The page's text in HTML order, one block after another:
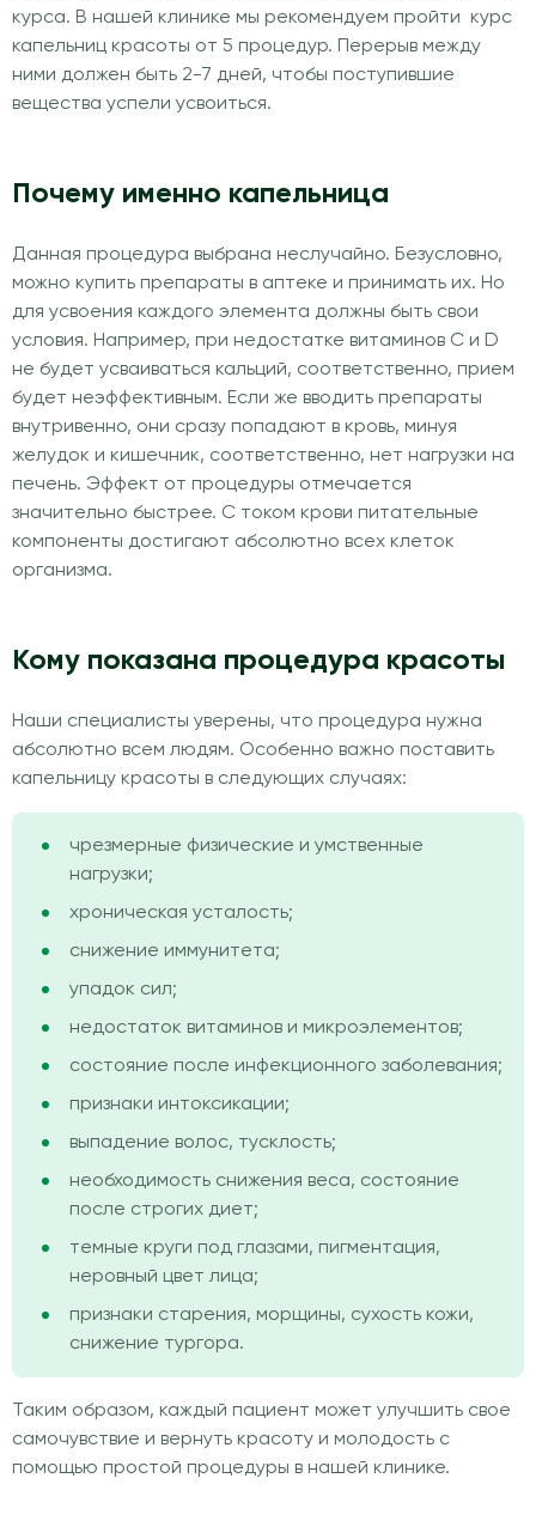
курса. В нашей клинике мы рекомендуем пройти курс
капельниц красоты от 5 процедур. Перерыв между
ними должен быть 2-7 дней, чтобы поступившие
вещества успели усвоиться.
Почему именно капельница
Данная процедура выбрана неслучайно. Безусловно,
можно купить препараты в аптеке и принимать их. Но
для усвоения каждого элемента должны быть свои
условия. Например, при недостатке витаминов С и D
не будет усваиваться кальций, соответственно, прием
будет неэффективным. Если же вводить препараты
внутривенно, они сразу попадают в кровь, минуя
желудок и кишечник, соответственно, нет нагрузки на
печень. Эффект от процедуры отмечается
значительно быстрее. С током крови питательные
компоненты достигают абсолютно всех клеток
организма.
Кому показана процедура красоты
Наши специалисты уверены, что процедура нужна
абсолютно всем людям. Особенно важно поставить
капельницу красоты в следующих случаях:
чрезмерные физические и умственные
нагрузки;
хроническая усталость;
снижение иммунитета;
упадок сил;
недостаток витаминов и микроэлементов;
состояние после инфекционного заболевания;
признаки интоксикации;
выпадение волос, тусклость;
необходимость снижения веса, состояние
после строгих диет;
темные круги под глазами, пигментация,
неровный цвет лица;
признаки старения, морщины, сухость кожи,
снижение тургора.
Таким образом, каждый пациент может улучшить свое
самочувствие и вернуть красоту и молодость с
помощью простой процедуры в нашей клинике.